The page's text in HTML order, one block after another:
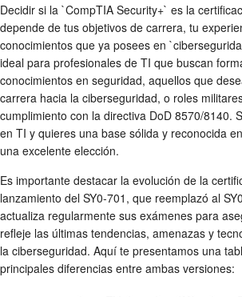
Decidir si la `CompTIA Security+` es la
depende de tus objetivos de carrera, tu
conocimientos que ya posees en
ideal para profesionales de TI que buscan
conocimientos en seguridad, aquellos que
carrera hacia la ciberseguridad, o roles
cumplimiento con la directiva DoD 8570/8140.
en TI y quieres una base sólida y reconocida
una excelente elección.
Es importante destacar la evolución de la
lanzamiento del SY0-701, que reemplazó al
actualiza regularmente sus exámenes para
refleje las últimas tendencias, amenazas y
la ciberseguridad. Aquí te presentamos una
principales diferencias entre ambas versiones: